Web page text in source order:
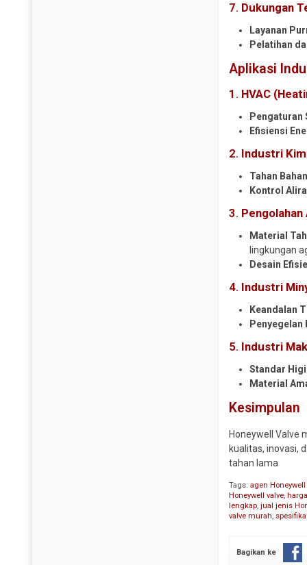
7. Dukungan
Layanan
Pelatihan
Aplikasi
1. HVAC
Pengaturan
Efisiensi
2. Industri
Tahan
Kontrol
3. Pengolahan
Material
lingkungan
Desain
4. Industri
Keandalan
Penyegelan
5. Industri
Standar
Material
Kesimpulan
Honeywell Valve
kualitas, inovasi,
tahan lama
Tags:agen Honeywell
Honeywell valve,
lengkap,jual jenis
valve murah,
Bagikan ke